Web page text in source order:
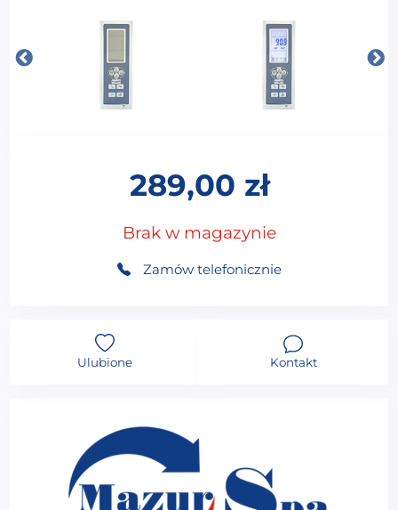
289,00 zł
Brak w magazynie
Zamów telefonicznie
Ulubione Kontakt